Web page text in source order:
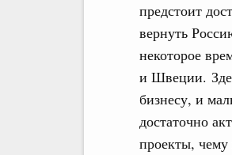
предстоит
вернуть
некоторое
и Швеции.
бизнесу, и
достаточно
проекты,